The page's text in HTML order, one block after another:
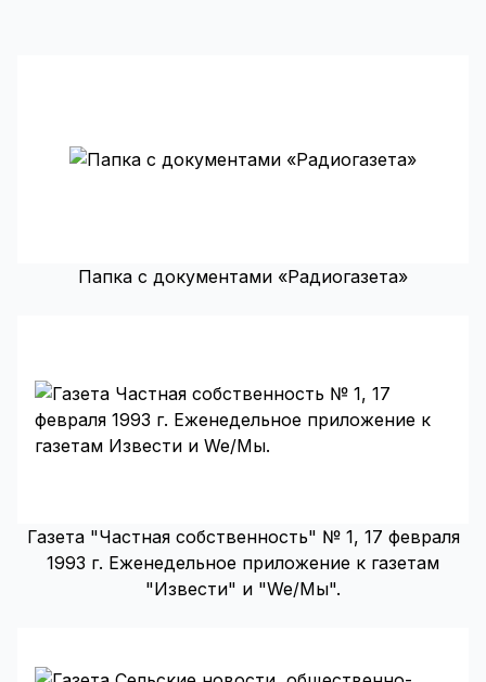
Папка с документами «Радиогазета»
Газета "Частная собственность" № 1, 17 февраля
1993 г. Еженедельное приложение к газетам
"Извести" и "We/Мы".